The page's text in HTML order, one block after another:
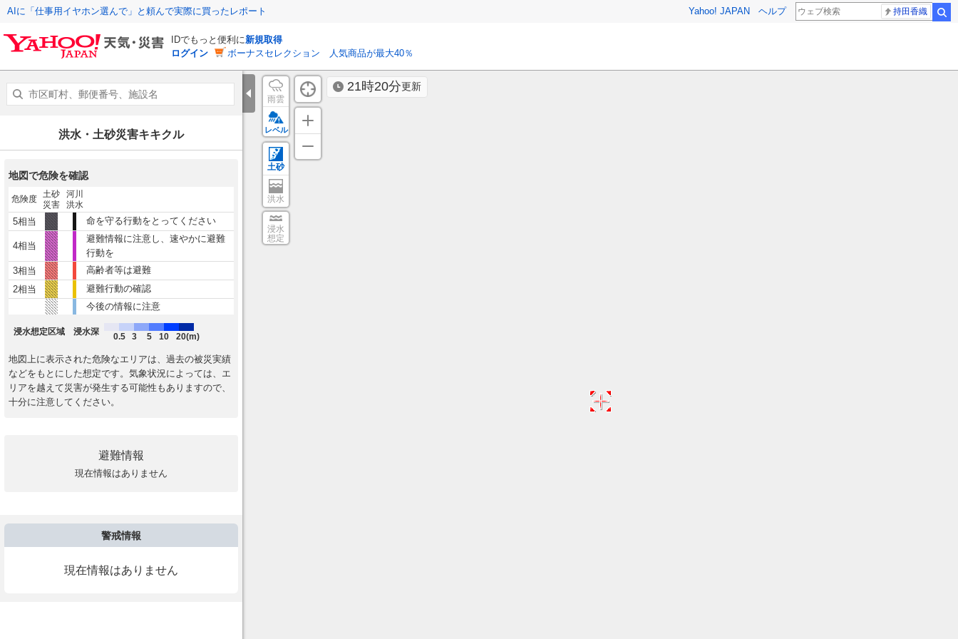
AIに「仕事用イヤホン選んで」と頼んで実際に買ったレポート Yahoo! JAPAN ヘルプ 持田香織
IDでもっと便利に新規取得
ログイン
ボーナスセレクション 人気商品が最大40％
21時20分更新
雨雲
レベル
土砂
洪水
浸水
想定
洪水・土砂災害キキクル
地図で危険を確認
危険度 土砂
災害
河川
洪水
5相当 命を守る行動をとってください
4相当
避難情報に注意し、速やかに避難
行動を
3相当
高齢者等は避難
2相当
避難行動の確認
今後の情報に注意
浸水想定区域 浸水深
0.5 3 5 10 20(m)
地図上に表示された危険なエリアは、過去の被災実績
などをもとにした想定です。気象状況によっては、エ
リアを越えて災害が発生する可能性もありますので、
十分に注意してください。
避難情報
現在情報はありません
警戒情報
現在情報はありません